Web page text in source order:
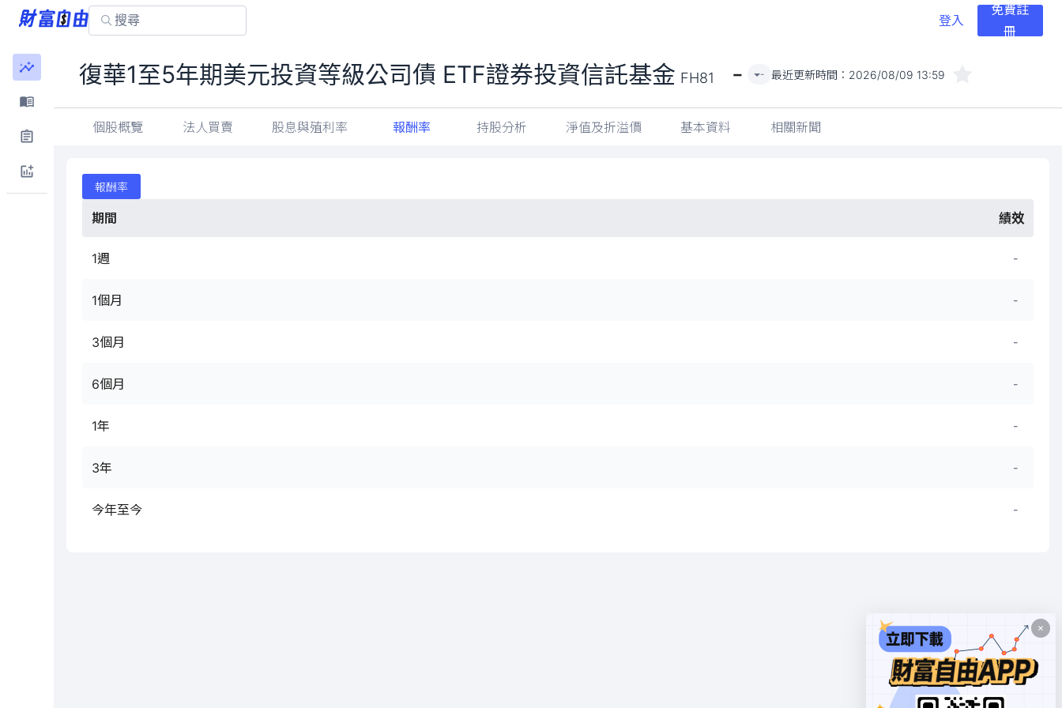
登入
免費註
冊
復華1至5年期美元投資等級公司債 ETF證券投資信託基金 FH81 - - 最近更新時間： 2026/08/09 13:59
個股概覽 法人買賣 股息與殖利率 報酬率 持股分析 淨值及折溢價 基本資料 相關新聞
報酬率
期間 績效
1週 -
1個月 -
3個月 -
6個月 -
1年 -
3年 -
今年至今 -